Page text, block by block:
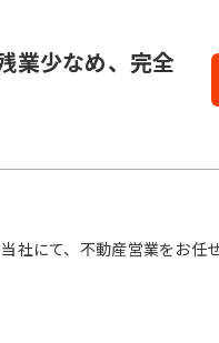
業少なめ、完全
社にて、不動産営業をお任